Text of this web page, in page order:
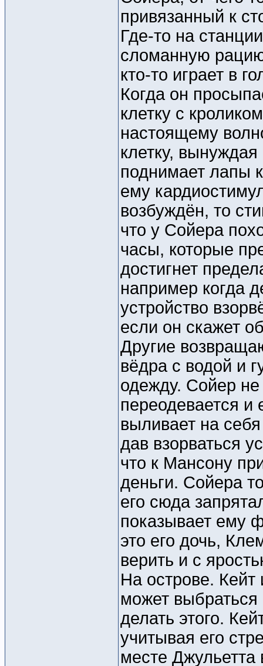
привязанный к
Где-то на
сломанную
кто-то играет в
Когда он
клетку с
настоящему
клетку, вынуждая
поднимает лапы
ему
возбуждён, то
что у Сойера
часы, которые
достигнет
например когда
устройство
если он скажет
Другие
вёдра с водой и
одежду. Сойер не
переодевается и
выливает на
дав взорваться
что к Мансону
деньги. Сойера
его сюда
показывает ему
это его дочь,
верить и с
На острове. Кейт
может выбраться
делать этого.
учитывая его
месте Джульетта